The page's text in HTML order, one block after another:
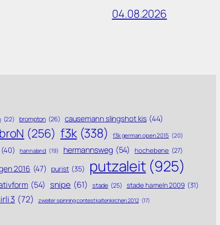
04.08.2026
(22) brompton (26) causemann slingshot kis (44)
(256) f3k (338) f3k german open 2015 (20)
(40) hannaland (19) hermannsweg (54) hochebene (27)
2016 (47) purist (35) putzaleit (925)
(54) snipe (61) stade (25) stade hameln 2009 (31)
3 (72) zweiter spinning contest kaltenkirchen 2012 (17)